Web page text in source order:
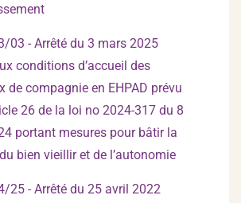
03 - Arrêté du 3 mars 2025
conditions d’accueil des
de compagnie en EHPAD prévu
26 de la loi no 2024-317 du 8
portant mesures pour bâtir la
bien vieillir et de l’autonomie
25 - Arrêté du 25 avril 2022